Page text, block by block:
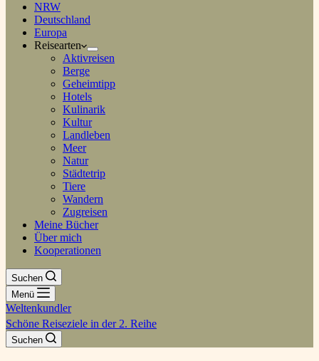
NRW
Deutschland
Europa
Reisearten
Aktivreisen
Berge
Geheimtipp
Hotels
Kulinarik
Kultur
Landleben
Meer
Natur
Städtetrip
Tiere
Wandern
Zugreisen
Meine Bücher
Über mich
Kooperationen
Suchen
Menü
Weltenkundler
Schöne Reiseziele in der 2. Reihe
Suchen